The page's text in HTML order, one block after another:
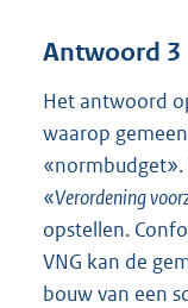
Antwoord 3
Het antwoord
waarop
«normbudget».
«Verordening
opstellen.
VNG kan de
bouw van een